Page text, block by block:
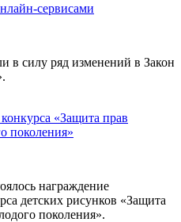
сервисами
в силу ряд изменений в Закон
«Защита прав
поколения»
награждение
детских рисунков «Защита
поколения».